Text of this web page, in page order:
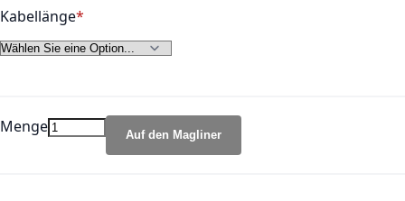
Kabellänge
Menge Auf den Magliner